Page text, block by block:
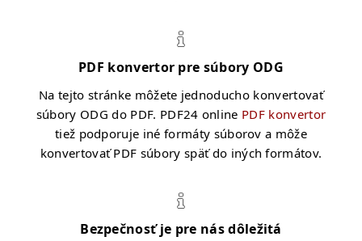
PDF konvertor pre súbory ODG
Na tejto stránke môžete jednoducho konvertovať
súbory ODG do PDF. PDF24 online PDF konvertor
tiež podporuje iné formáty súborov a môže
konvertovať PDF súbory späť do iných formátov.
Bezpečnosť je pre nás dôležitá